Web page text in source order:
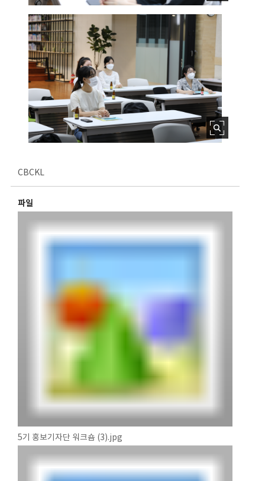
CBCKL
파일
5기 홍보기자단 워크숍 (3).jpg